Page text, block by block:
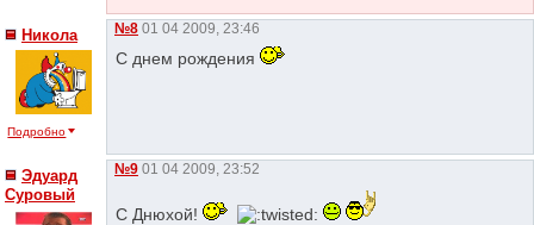
Никола
Подробно
№8 01 04 2009, 23:46
С днем рождения
Эдуард
Суровый
№9 01 04 2009, 23:52
С Днюхой!